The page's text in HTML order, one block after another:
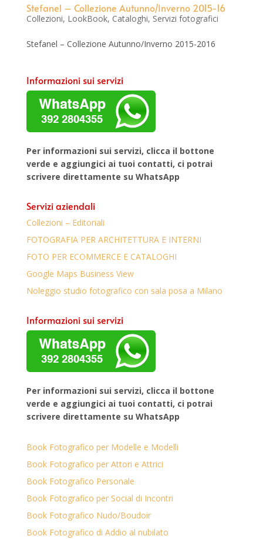
Stefanel – Collezione Autunno/Inverno 2015-16
Collezioni, LookBook, Cataloghi, Servizi fotografici
Stefanel – Collezione Autunno/Inverno 2015-2016
Informazioni sui servizi
Per informazioni sui servizi, clicca il bottone
verde e aggiungici ai tuoi contatti, ci potrai
scrivere direttamente su WhatsApp
Servizi aziendali
Collezioni – Editoriali
FOTOGRAFIA PER ARCHITETTURA E INTERNI
FOTO PER ECOMMERCE E CATALOGHI
Google Maps Business View
Noleggio studio fotografico con sala posa a Milano
Informazioni sui servizi
Per informazioni sui servizi, clicca il bottone
verde e aggiungici ai tuoi contatti, ci potrai
scrivere direttamente su WhatsApp
Book Fotografico per Modelle e Modelli
Book Fotografico per Attori e Attrici
Book Fotografico Personale
Book Fotografico per Social di Incontri
Book Fotografico Nudo/Boudoir
Book Fotografico di Addio al nubilato